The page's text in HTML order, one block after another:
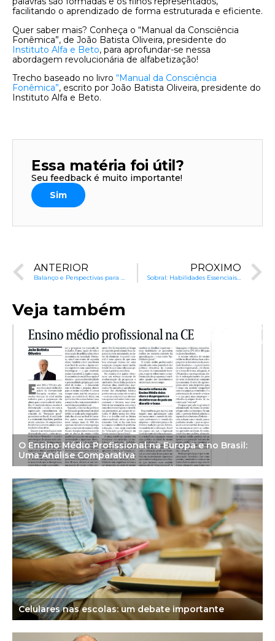
facilitando o aprendizado de forma estruturada e eficiente.
Quer saber mais? Conheça o “Manual da Consciência
Fonêmica”, de João Batista Oliveira, presidente do
Instituto Alfa e Beto, para aprofundar-se nessa
abordagem revolucionária de alfabetização!
Trecho baseado no livro “Manual da Consciência
Fonêmica”, escrito por João Batista Oliveira, presidente do
Instituto Alfa e Beto.
Essa matéria foi útil?
Seu feedback é muito importante!
Sim
ANTERIOR PRÓXIMO
Veja também
O Ensino Médio Profissional na Europa e no Brasil:
Uma Análise Comparativa
Celulares nas escolas: um debate importante